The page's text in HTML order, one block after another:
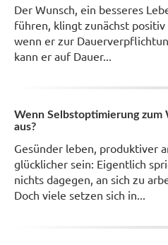
Der Wunsch, ein besseres
führen, klingt zunächst positiv
wenn er zur
kann er auf Dauer...
Wenn Selbstoptimierung
aus?
Gesünder leben, produktiver
glücklicher sein: Eigentlich
nichts dagegen, an sich zu
Doch viele setzen sich in...